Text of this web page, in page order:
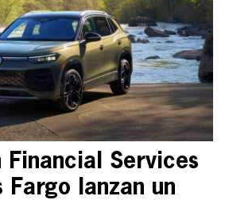
Financial Services
Fargo lanzan un